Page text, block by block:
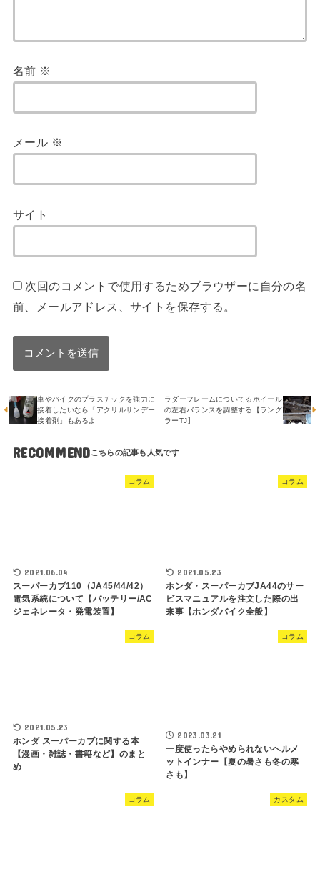
名前 ※
メール ※
サイト
次回のコメントで使用するためブラウザーに自分の名
前、メールアドレス、サイトを保存する。
車やバイクのプラスチックを強力に
接着したいなら「アクリルサンデー
接着剤」もあるよ
ラダーフレームについてるホイール
の左右バランスを調整する【ラング
ラーTJ】
RECOMMEND
コラム
2021.06.04
スーパーカブ110（JA45/44/42）
電気系統について【バッテリー/AC
ジェネレータ・発電装置】
コラム
2021.05.23
ホンダ・スーパーカブJA44のサー
ビスマニュアルを注文した際の出
来事【ホンダバイク全般】
コラム
2021.05.23
ホンダ スーパーカブに関する本
【漫画・雑誌・書籍など】のまと
め
コラム
2023.03.21
一度使ったらやめられないヘルメ
ットインナー【夏の暑さも冬の寒
さも】
コラム カスタム